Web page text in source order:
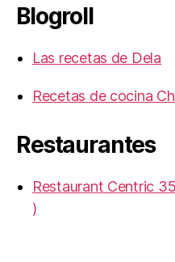
Blogroll
Las recetas de Dela
Recetas de cocina
Restaurantes
Restaurant Centric
)